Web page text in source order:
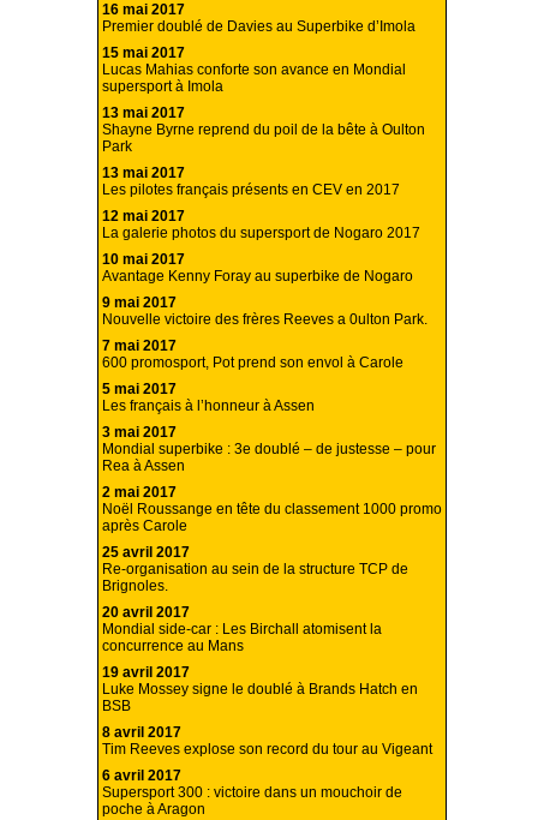
16 mai 2017
Premier doublé de Davies au Superbike d’Imola
15 mai 2017
Lucas Mahias conforte son avance en Mondial
supersport à Imola
13 mai 2017
Shayne Byrne reprend du poil de la bête à Oulton
Park
13 mai 2017
Les pilotes français présents en CEV en 2017
12 mai 2017
La galerie photos du supersport de Nogaro 2017
10 mai 2017
Avantage Kenny Foray au superbike de Nogaro
9 mai 2017
Nouvelle victoire des frères Reeves a 0ulton Park.
7 mai 2017
600 promosport, Pot prend son envol à Carole
5 mai 2017
Les français à l’honneur à Assen
3 mai 2017
Mondial superbike : 3e doublé – de justesse – pour
Rea à Assen
2 mai 2017
Noël Roussange en tête du classement 1000 promo
après Carole
25 avril 2017
Re-organisation au sein de la structure TCP de
Brignoles.
20 avril 2017
Mondial side-car : Les Birchall atomisent la
concurrence au Mans
19 avril 2017
Luke Mossey signe le doublé à Brands Hatch en
BSB
8 avril 2017
Tim Reeves explose son record du tour au Vigeant
6 avril 2017
Supersport 300 : victoire dans un mouchoir de
poche à Aragon